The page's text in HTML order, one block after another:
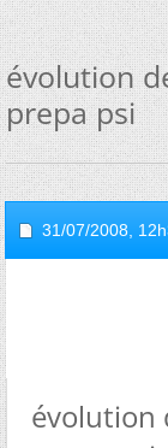
évolution
prepa psi
31/07/2008,
évolution